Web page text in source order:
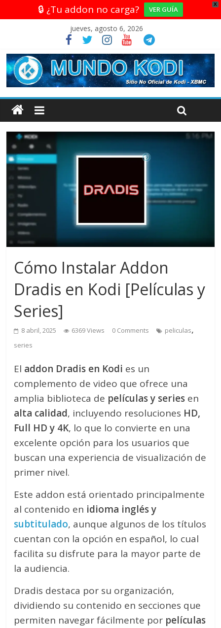
X
🔒 ¿Tu addon no carga? VER GUÍA
jueves, agosto 6, 2026
Cómo Instalar Addon
Dradis en Kodi [Películas y
Series]
8 abril, 2025 6369 Views 0 Comments peliculas,
series
El addon Dradis en Kodi es un
complemento de video que ofrece una
amplia biblioteca de películas y series en
alta calidad, incluyendo resoluciones HD,
Full HD y 4K, lo que lo convierte en una
excelente opción para los usuarios que
buscan una experiencia de visualización de
primer nivel.
Este addon está orientado principalmente
al contenido en idioma inglés y
subtitulado, aunque algunos de los títulos
cuentan con la opción en español, lo cual
facilita su disfrute para la mayor parte de
la audiencia.
Dradis destaca por su organización,
dividiendo su contenido en secciones que
permiten navegar fácilmente por películas